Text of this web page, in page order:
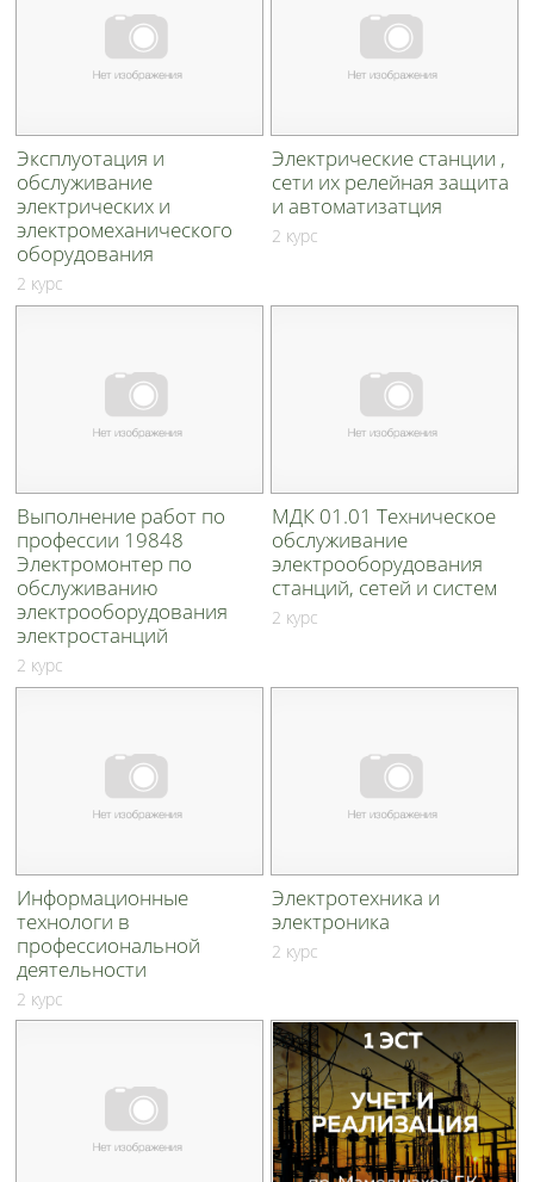
Эксплуотация и
обслуживание
электрических и
электромеханического
оборудования
2 курс
Электрические станции ,
сети их релейная защита
и автоматизатция
2 курс
Выполнение работ по
профессии 19848
Электромонтер по
обслуживанию
электрооборудования
электростанций
2 курс
МДК 01.01 Техническое
обслуживание
электрооборудования
станций, сетей и систем
2 курс
Информационные
технологи в
профессиональной
деятельности
2 курс
Электротехника и
электроника
2 курс